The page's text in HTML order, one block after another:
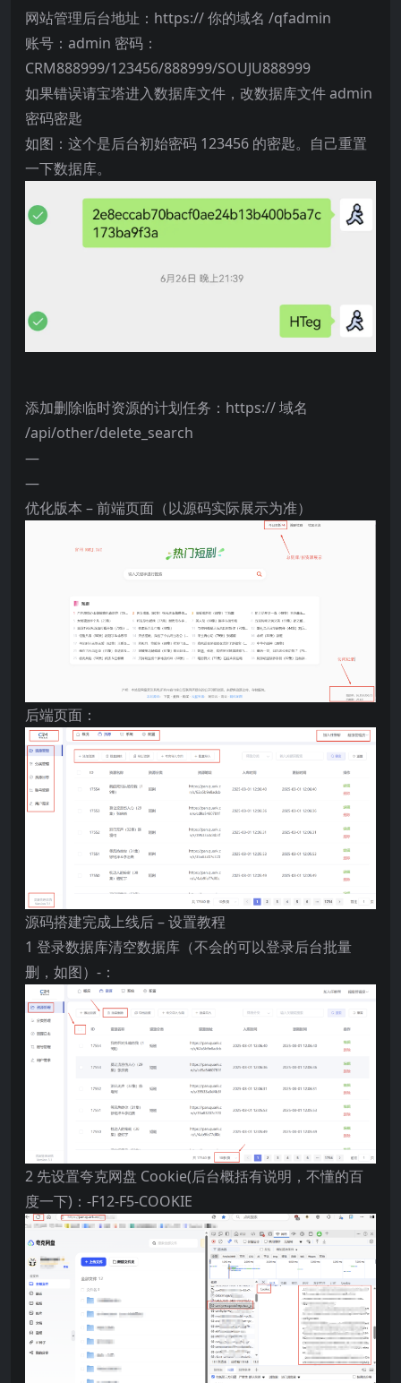
网站管理后台地址：https:// 你的域名 /qfadmin
账号：admin 密码：
CRM888999/123456/888999/SOUJU888999
如果错误请宝塔进入数据库文件，改数据库文件 admin
密码密匙
如图：这个是后台初始密码 123456 的密匙。自己重置
一下数据库。
添加删除临时资源的计划任务：https:// 域名
/api/other/delete_search
—
—
优化版本 – 前端页面（以源码实际展示为准）
后端页面：
源码搭建完成上线后 – 设置教程
1 登录数据库清空数据库（不会的可以登录后台批量
删，如图）-：
2 先设置夸克网盘 Cookie(后台概括有说明，不懂的百
度一下)：-F12-F5-COOKIE